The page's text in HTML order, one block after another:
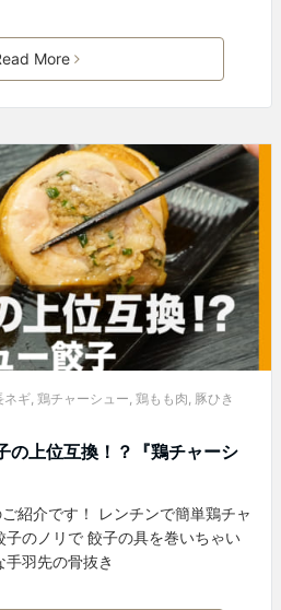
More
ネギ 鶏チャーシュー 鶏もも肉 豚ひき
の上位互換！？『鶏チャーシ
紹介です！ レンチンで簡単鶏チャ
のノリで 餃子の具を巻いちゃい
手羽先の骨抜き